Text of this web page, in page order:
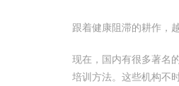
跟着健康阻滞的耕作，
现在，国内有很多著名
培训方法。这些机构不